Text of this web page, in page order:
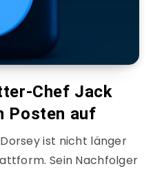
Chef Jack
Posten auf
ist nicht länger
Sein Nachfolger